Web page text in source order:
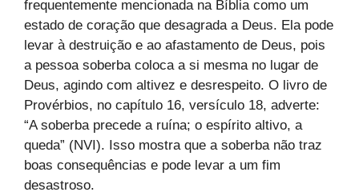
frequentemente mencionada na Bíblia como um
estado de coração que desagrada a Deus. Ela pode
levar à destruição e ao afastamento de Deus, pois
a pessoa soberba coloca a si mesma no lugar de
Deus, agindo com altivez e desrespeito. O livro de
Provérbios, no capítulo 16, versículo 18, adverte:
“A soberba precede a ruína; o espírito altivo, a
queda” (NVI). Isso mostra que a soberba não traz
boas consequências e pode levar a um fim
desastroso.